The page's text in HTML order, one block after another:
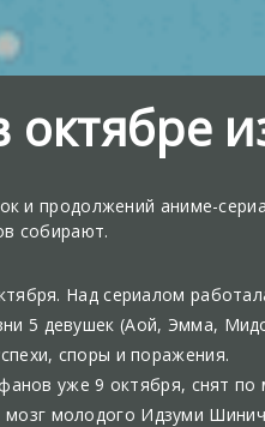
и продолжений аниме-
собирают.
Над сериалом
5 девушек (Аой, Эмма,
споры и поражения.
уже 9 октября, снят по
молодого Идзуми